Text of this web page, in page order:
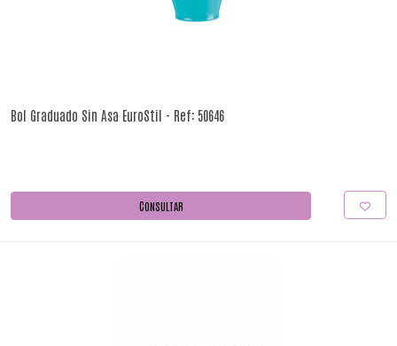
Bol Graduado Sin Asa EuroStil - Ref: 50646
CONSULTAR